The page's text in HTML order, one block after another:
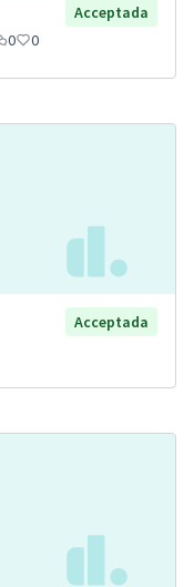
Acceptada
0 0
Acceptada